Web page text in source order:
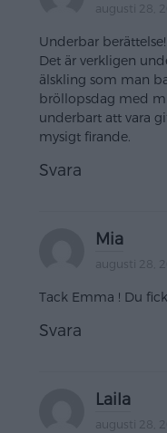
augusti 28,
Underbar
Det är verkligen
älskling som man
bröllopsdag med
underbart att vara
mysigt firande.
Svara
Mia
augusti 28,
Tack Emma ! Du
Svara
Laila
augusti 28,